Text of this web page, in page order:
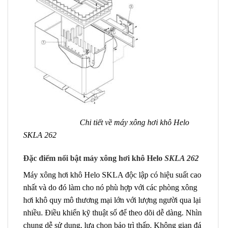
Chi tiết về máy xông hơi khô Helo
SKLA 262
Đặc điểm nổi bật máy xông hơi khô Helo SKLA 262
Máy xông hơi khô Helo SKLA độc lập có hiệu suất cao
nhất và do đó làm cho nó phù hợp với các phòng xông
hơi khô quy mô thương mại lớn với lượng người qua lại
nhiều. Điều khiển kỹ thuật số để theo dõi dễ dàng. Nhìn
chung dễ sử dụng, lựa chọn bảo trì thấp. Không gian đá